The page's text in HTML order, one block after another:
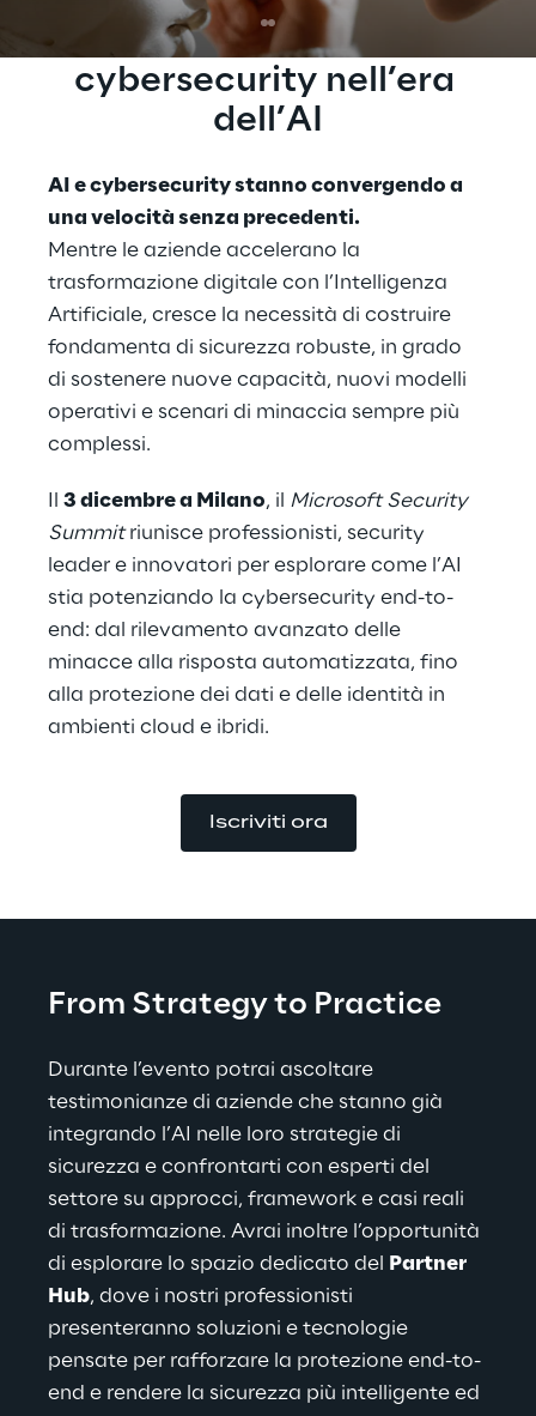
Rinforzare la
cybersecurity nell’era
dell’AI
AI e cybersecurity stanno convergendo a
una velocità senza precedenti.
Mentre le aziende accelerano la
trasformazione digitale con l’Intelligenza
Artificiale, cresce la necessità di costruire
fondamenta di sicurezza robuste, in grado
di sostenere nuove capacità, nuovi modelli
operativi e scenari di minaccia sempre più
complessi.
3 dicembre a Milano, il Microsoft Security
Summit riunisce professionisti, security
leader e innovatori per esplorare come l’AI
stia potenziando la cybersecurity end-to-
end: dal rilevamento avanzato delle
minacce alla risposta automatizzata, fino
alla protezione dei dati e delle identità in
ambienti cloud e ibridi.
Iscriviti ora
From Strategy to Practice
Durante l’evento potrai ascoltare
testimonianze di aziende che stanno già
integrando l’AI nelle loro strategie di
sicurezza e confrontarti con esperti del
settore su approcci, framework e casi reali
di trasformazione. Avrai inoltre l’opportunità
di esplorare lo spazio dedicato del
Partner
Hub, dove i nostri professionisti
presenteranno soluzioni e tecnologie
pensate per rafforzare la protezione end-to-
end e rendere la sicurezza più intelligente ed